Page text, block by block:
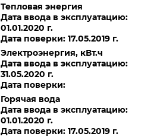
Тепловая энергия
Дата ввода в эксплуатацию:
01.01.2020 г.
Дата поверки: 17.05.2019 г.
Электроэнергия, кВт.ч
Дата ввода в эксплуатацию:
31.05.2020 г.
Дата поверки:
Горячая вода
Дата ввода в эксплуатацию:
01.01.2020 г.
Дата поверки: 17.05.2019 г.